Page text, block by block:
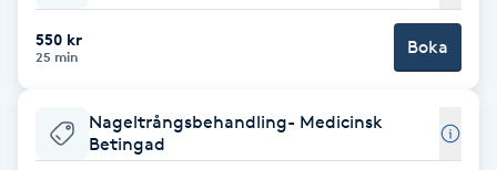
BIAB
Blowout
Bottenfärg
550 kr
25 min Boka
Nageltrångsbehandling- Medicinsk
Betingad